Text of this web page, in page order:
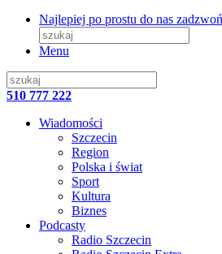
Najlepiej po prostu do nas zadzwoń
Menu
510 777 222
Wiadomości
Szczecin
Region
Polska i świat
Sport
Kultura
Biznes
Podcasty
Radio Szczecin